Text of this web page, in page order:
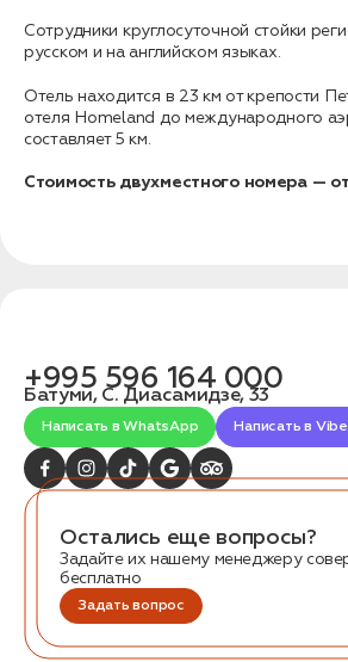
Сотрудники круглосуточной стойки
русском и на английском языках.
Отель находится в 23 км от крепости
отеля Homeland до международного
составляет 5 км.
Стоимость двухместного номера —
+995 596 164 000
Батуми, С. Диасамидзе, 33
Написать в WhatsApp Написать в
Остались еще вопросы?
Задайте их нашему менеджеру
бесплатно
Задать вопрос
Оставить заявку
1. Выберите нужный
2. Заполните форму
Заказать трансфер